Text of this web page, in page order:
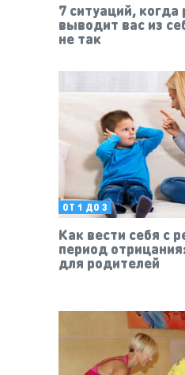
7 ситуаций, когда
выводит вас из
не так
ОТ 1 ДО 3
Как вести себя с
период
для родителей